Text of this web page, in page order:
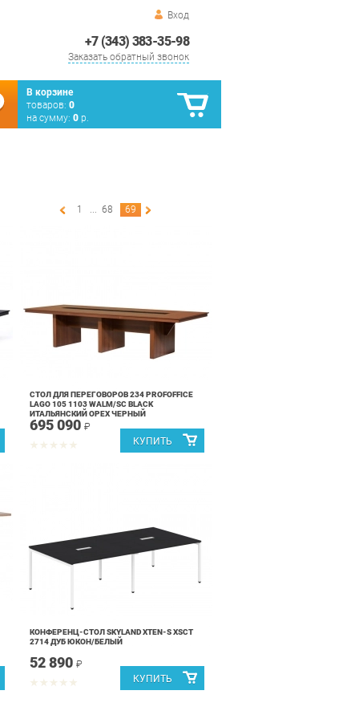
Вход
+7 (343) 383-35-98
Заказать обратный звонок
В корзине
товаров: 0
на сумму: 0 р.
1 ... 68 69
СТОЛ ДЛЯ ПЕРЕГОВОРОВ 234 PROFOFFICE
LAGO 105 1103 WALM/SC BLACK
ИТАЛЬЯНСКИЙ ОРЕХ ЧЕРНЫЙ
695 090 ₽
КОНФЕРЕНЦ-СТОЛ SKYLAND XTEN-S XSCT
2714 ДУБ ЮКОН/БЕЛЫЙ
52 890 ₽